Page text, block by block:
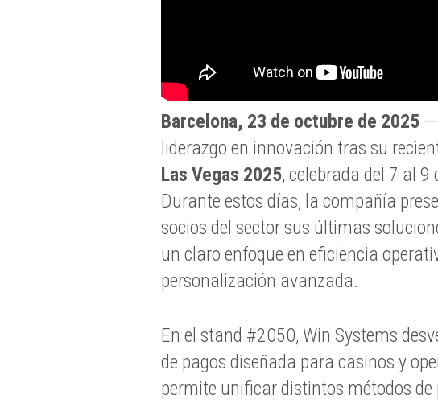
Barcelona, 23 de octubre de 2025—
liderazgo en innovación tras su
Las Vegas 2025, celebrada del 7 al 9
Durante estos días, la compañía
socios del sector sus últimas
un claro enfoque en eficiencia
personalización avanzada.
En el stand #2050, Win Systems
de pagos diseñada para casinos y
permite unificar distintos métodos de